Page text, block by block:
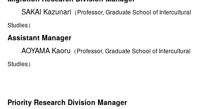
SAKAI Kazunari （Professor, Graduate School of Intercultural
Studies）
Assistant Manager
AOYAMA Kaoru （Professor, Graduate School of Intercultural
Studies）
Priority Research Division Manager